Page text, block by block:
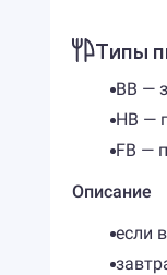
Типы
BB —
HB —
FB —
Описание
если